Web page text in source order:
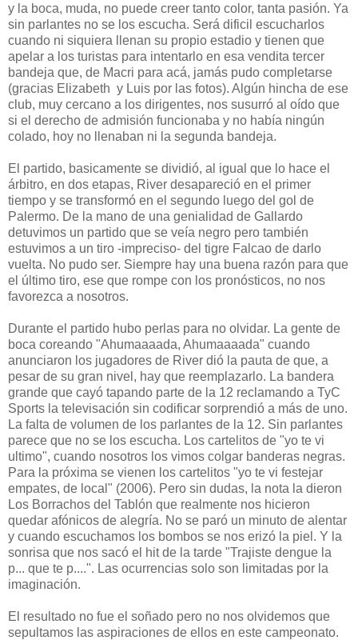
y la boca, muda, no puede creer tanto color, tanta pasión. Ya
sin parlantes no se los escucha. Será dificil escucharlos
cuando ni siquiera llenan su propio estadio y tienen que
apelar a los turistas para intentarlo en esa vendita tercer
bandeja que, de Macri para acá, jamás pudo completarse
(gracias Elizabeth y Luis por las fotos). Algún hincha de ese
club, muy cercano a los dirigentes, nos susurró al oído que
si el derecho de admisión funcionaba y no había ningún
colado, hoy no llenaban ni la segunda bandeja.
El partido, basicamente se dividió, al igual que lo hace el
árbitro, en dos etapas, River desapareció en el primer
tiempo y se transformó en el segundo luego del gol de
Palermo. De la mano de una genialidad de Gallardo
detuvimos un partido que se veía negro pero también
estuvimos a un tiro -impreciso- del tigre Falcao de darlo
vuelta. No pudo ser. Siempre hay una buena razón para que
el último tiro, ese que rompe con los pronósticos, no nos
favorezca a nosotros.
Durante el partido hubo perlas para no olvidar. La gente de
boca coreando "Ahumaaaada, Ahumaaaada" cuando
anunciaron los jugadores de River dió la pauta de que, a
pesar de su gran nivel, hay que reemplazarlo. La bandera
grande que cayó tapando parte de la 12 reclamando a TyC
Sports la televisación sin codificar sorprendió a más de uno.
La falta de volumen de los parlantes de la 12. Sin parlantes
parece que no se los escucha. Los cartelitos de "yo te vi
ultimo", cuando nosotros los vimos colgar banderas negras.
Para la próxima se vienen los cartelitos "yo te vi festejar
empates, de local" (2006). Pero sin dudas, la nota la dieron
Los Borrachos del Tablón que realmente nos hicieron
quedar afónicos de alegría. No se paró un minuto de alentar
y cuando escuchamos los bombos se nos erizó la piel. Y la
sonrisa que nos sacó el hit de la tarde "Trajiste dengue la
p... que te p....". Las ocurrencias solo son limitadas por la
imaginación.
El resultado no fue el soñado pero no nos olvidemos que
sepultamos las aspiraciones de ellos en este campeonato.